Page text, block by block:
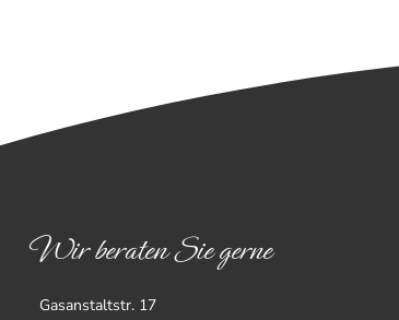
Wir beraten Sie gerne
Gasanstaltstr. 17